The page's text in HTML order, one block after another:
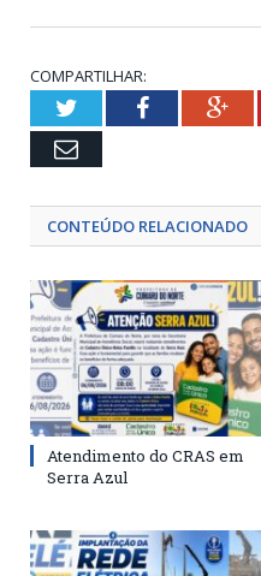
COMPARTILHAR:
TwitterFacebook
Email
CONTEÚDO RELACIONADO
Atendimento do CRAS em
Serra Azul